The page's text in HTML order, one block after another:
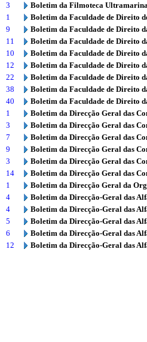
3
Boletim da Filmoteca
1
Boletim da Faculdade de Direito
9
Boletim da Faculdade de Direito
11
Boletim da Faculdade de Direito
10
Boletim da Faculdade de Direito
12
Boletim da Faculdade de Direito
22
Boletim da Faculdade de Direito
38
Boletim da Faculdade de Direito
40
Boletim da Faculdade de Direito
1
Boletim da Direcção Geral das
3
Boletim da Direcção Geral das
7
Boletim da Direcção Geral das
9
Boletim da Direcção Geral das
3
Boletim da Direcção Geral das
14
Boletim da Direcção Geral das
1
Boletim da Direcção Geral da
4
Boletim da Direcção-Geral das
4
Boletim da Direcção-Geral das
5
Boletim da Direcção-Geral das
6
Boletim da Direcção-Geral das
12
Boletim da Direcção-Geral das